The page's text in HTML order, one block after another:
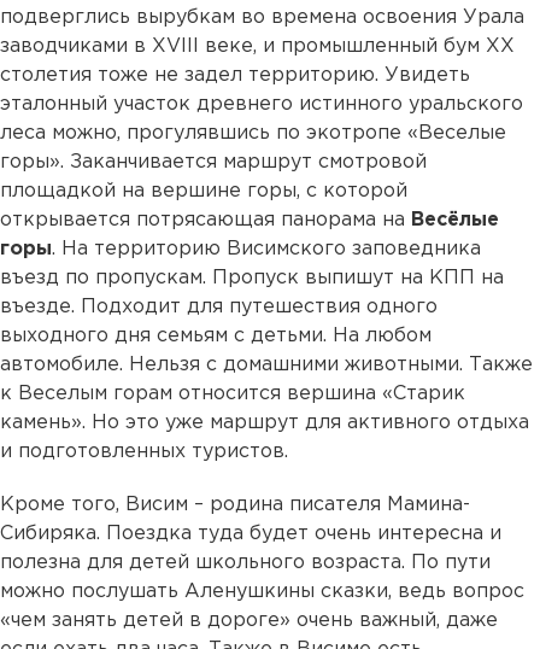
подверглись вырубкам во времена освоения Урала
заводчиками в XVIII веке, и промышленный бум ХХ
столетия тоже не задел территорию. Увидеть
эталонный участок древнего истинного уральского
леса можно, прогулявшись по экотропе «Веселые
горы». Заканчивается маршрут смотровой
площадкой на вершине горы, с которой
открывается потрясающая панорама на Весёлые
горы. На территорию Висимского заповедника
въезд по пропускам. Пропуск выпишут на КПП на
въезде. Подходит для путешествия одного
выходного дня семьям с детьми. На любом
автомобиле. Нельзя с домашними животными. Также
к Веселым горам относится вершина «Старик
камень». Но это уже маршрут для активного отдыха
и подготовленных туристов.
Кроме того, Висим – родина писателя Мамина-
Сибиряка. Поездка туда будет очень интересна и
полезна для детей школьного возраста. По пути
можно послушать Аленушкины сказки, ведь вопрос
«чем занять детей в дороге» очень важный, даже